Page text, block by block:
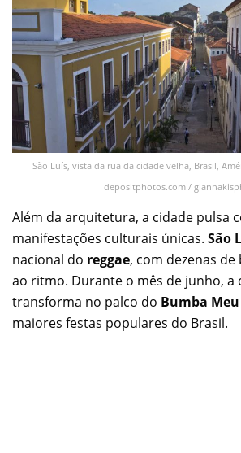
São Luís, vista da rua da cidade velha, Brasil,
depositphotos.com /
Além da arquitetura, a cidade pulsa
manifestações culturais únicas. São
nacional do reggae, com dezenas
ao ritmo. Durante o mês de junho, a
transforma no palco do Bumba
maiores festas populares do Brasil.